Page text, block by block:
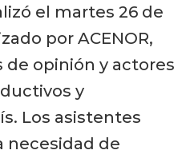
el martes 26 de
por ACENOR,
de opinión y actores
y
Los asistentes
necesidad de